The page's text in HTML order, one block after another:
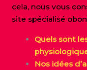
cela, nous vous
site spécialisé
Quels sont
Nos idées